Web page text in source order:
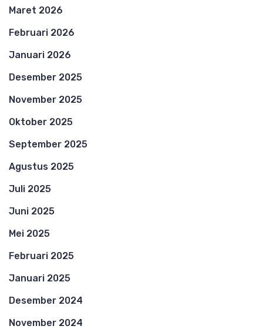
Maret 2026
Februari 2026
Januari 2026
Desember 2025
November 2025
Oktober 2025
September 2025
Agustus 2025
Juli 2025
Juni 2025
Mei 2025
Februari 2025
Januari 2025
Desember 2024
November 2024